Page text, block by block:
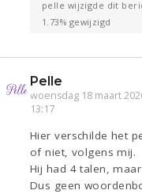
pelle wijzigde dit
1.73% gewijzigd
Pelle
woensdag 18 maart
13:17
Hier verschilde het
of niet, volgens mij.
Hij had 4 talen,
Dus geen